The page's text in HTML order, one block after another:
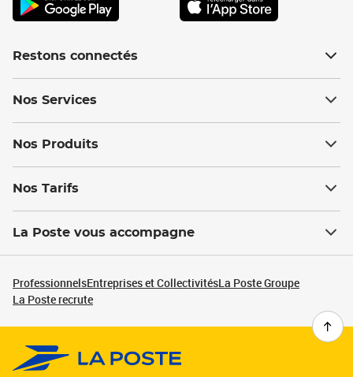
Restons connectés
Nos Services
Nos Produits
Nos Tarifs
La Poste vous accompagne
ProfessionnelsEntreprises et CollectivitésLa Poste Groupe
La Poste recrute